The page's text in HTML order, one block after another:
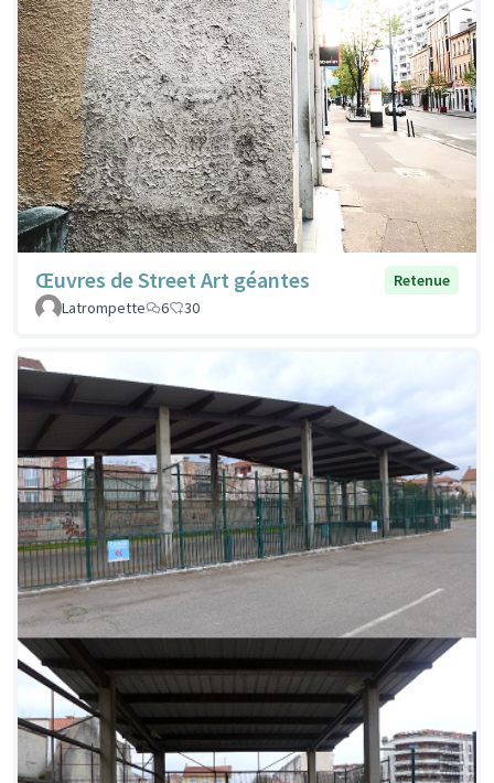
Œuvres de Street Art géantes
Retenue
Latrompette
6 30